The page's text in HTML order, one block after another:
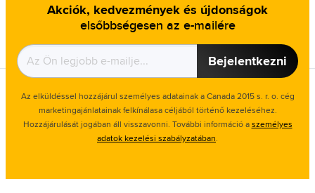
Akciók, kedvezmények és újdonságok
elsőbbségesen az e-mailére
Bejelentkezni
Az elküldéssel hozzájárul személyes adatainak a Canada 2015 s. r. o. cég
marketingajánlatainak felkínálasa céljából történő kezeléséhez.
Hozzájárulását jogában áll visszavonni. További információ aszemélyes
adatok kezelési szabályzatában.